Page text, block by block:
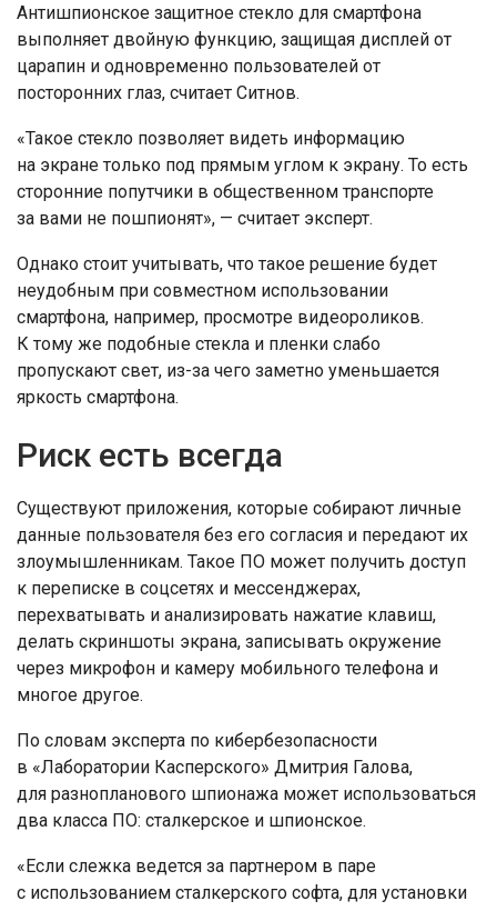
Антишпионское защитное стекло для смартфона
выполняет двойную функцию, защищая дисплей от
царапин и одновременно пользователей от
посторонних глаз, считает Ситнов.
«Такое стекло позволяет видеть информацию
на экране только под прямым углом к экрану. То есть
сторонние попутчики в общественном транспорте
за вами не пошпионят», — считает эксперт.
Однако стоит учитывать, что такое решение будет
неудобным при совместном использовании
смартфона, например, просмотре видеороликов.
К тому же подобные стекла и пленки слабо
пропускают свет, из-за чего заметно уменьшается
яркость смартфона.
Риск есть всегда
Существуют приложения, которые собирают личные
данные пользователя без его согласия и передают их
злоумышленникам. Такое ПО может получить доступ
к переписке в соцсетях и мессенджерах,
перехватывать и анализировать нажатие клавиш,
делать скриншоты экрана, записывать окружение
через микрофон и камеру мобильного телефона и
многое другое.
По словам эксперта по кибербезопасности
в «Лаборатории Касперского» Дмитрия Галова,
для разнопланового шпионажа может использоваться
два класса ПО: сталкерское и шпионское.
«Если слежка ведется за партнером в паре
с использованием сталкерского софта, для установки